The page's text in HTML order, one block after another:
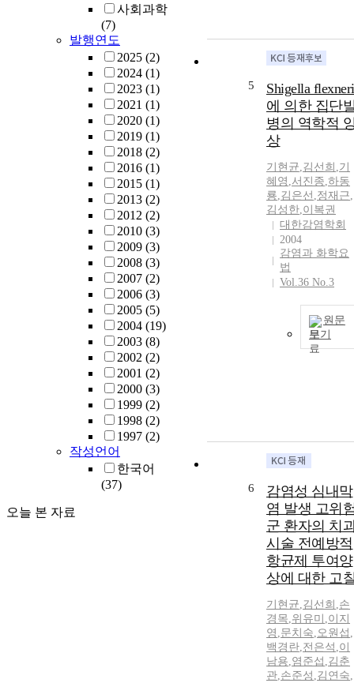
사회과학
(7)
발행연도
2025 (2)
2024 (1)
2023 (1)
2021 (1)
2020 (1)
2019 (1)
2018 (2)
2016 (1)
2015 (1)
2013 (2)
2012 (2)
2010 (3)
2009 (3)
2008 (3)
2007 (2)
2006 (3)
2005 (5)
2004 (19)
2003 (8)
2002 (2)
2001 (2)
2000 (3)
1999 (2)
1998 (2)
1997 (2)
작성언어
한국어
(37)
오늘 본 자료
5
Shigella flexneri
에 의한 집단
병의 역학적
상
기현균,김선희 ,기
혜영 ,서진종,하동
룡,김은선 ,정재근,
김성한,이복권
대한감염학회
2004
감염과 화학요
법
Vol.36 No.3
원문
보기
6
감염성 심내막
염 발생 고위
군 환자의 치
시술 전예방적
항균제 투여양
상에 대한 고
기현균,김선희 ,손
경목,위유미 ,이지
영 ,문치숙,오원섭 ,
백경란,전은석 ,이
남용,염준섭 ,김춘
관,손준성 ,김연숙,